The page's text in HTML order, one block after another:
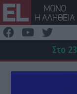
Μετάβαση
στο
περιεχόμενο
Στο